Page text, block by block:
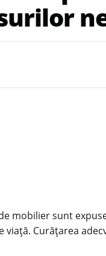
mobilier sunt
Curățarea